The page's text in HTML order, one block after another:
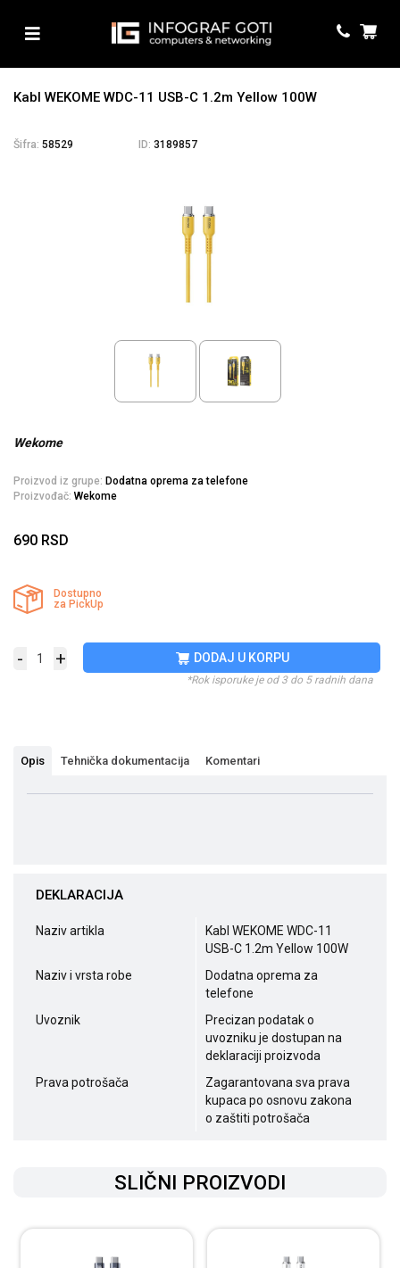
Kabl WEKOME WDC-11 USB-C 1.2m Yellow 100W
Šifra: 58529 ID: 3189857
Wekome
Proizvod iz grupe: Dodatna oprema za telefone
Proizvođač: Wekome
690 RSD
Dostupno
za PickUp
- + DODAJ U KORPU
*Rok isporuke je od 3 do 5 radnih dana
Opis Tehnička dokumentacija Komentari
DEKLARACIJA
Naziv artikla
Kabl WEKOME WDC-11
USB-C 1.2m Yellow 100W
Naziv i vrsta robe
Dodatna oprema za
telefone
Uvoznik
Precizan podatak o
uvozniku je dostupan na
deklaraciji proizvoda
Prava potrošača
Zagarantovana sva prava
kupaca po osnovu zakona
o zaštiti potrošača
SLIČNI PROIZVODI